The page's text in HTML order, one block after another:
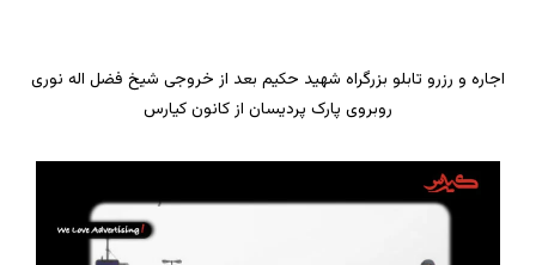
اجاره و رزرو تابلو بزرگراه شهید حکیم بعد از خروجی شیخ فضل اله نوری
روبروی پارک پردیسان از کانون کیارس